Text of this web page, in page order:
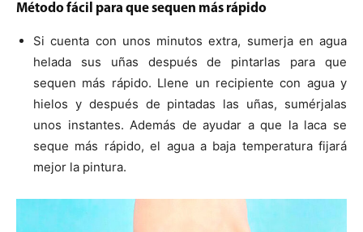
Método fácil para que sequen más rápido
Si cuenta con unos minutos extra, sumerja en agua
helada sus uñas después de pintarlas para que
sequen más rápido. Llene un recipiente con agua y
hielos y después de pintadas las uñas, sumérjalas
unos instantes. Además de ayudar a que la laca se
seque más rápido, el agua a baja temperatura fijará
mejor la pintura.